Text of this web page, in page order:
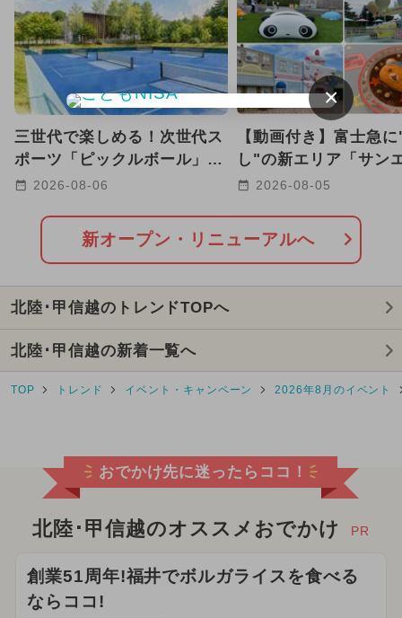
2025年7月のイベント
2025年10月のイベント
2026年8月のイベント
2025年9月のイベント
2024年8月のイベント
2025年11月のイベント アウトドア
2025年5月のイベント
2025年12月のイベント
2024年4月のイベント
2025年3月のイベント キャラクター
2024年5月のイベント
2026年1月のイベント
夏休み（日帰り）
三世代で楽しめる！次世代ス
ポーツ「ピックルボール」が
八ヶ岳の高原リゾートに登場
2026-08-06
【動画付き】富士急
し"の新エリア「サン
ス パラダイス」に潜
2026-08-05
新オープン・リニューアルへ
北陸･甲信越のトレンドTOPへ
北陸･甲信越の新着一覧へ
TOP トレンド イベント・キャンペーン 2026年8月のイベント
おでかけ先に迷ったらココ！
北陸･甲信越のオススメおでかけ PR
創業51周年!福井でボルガライスを食べる
ならココ!
×